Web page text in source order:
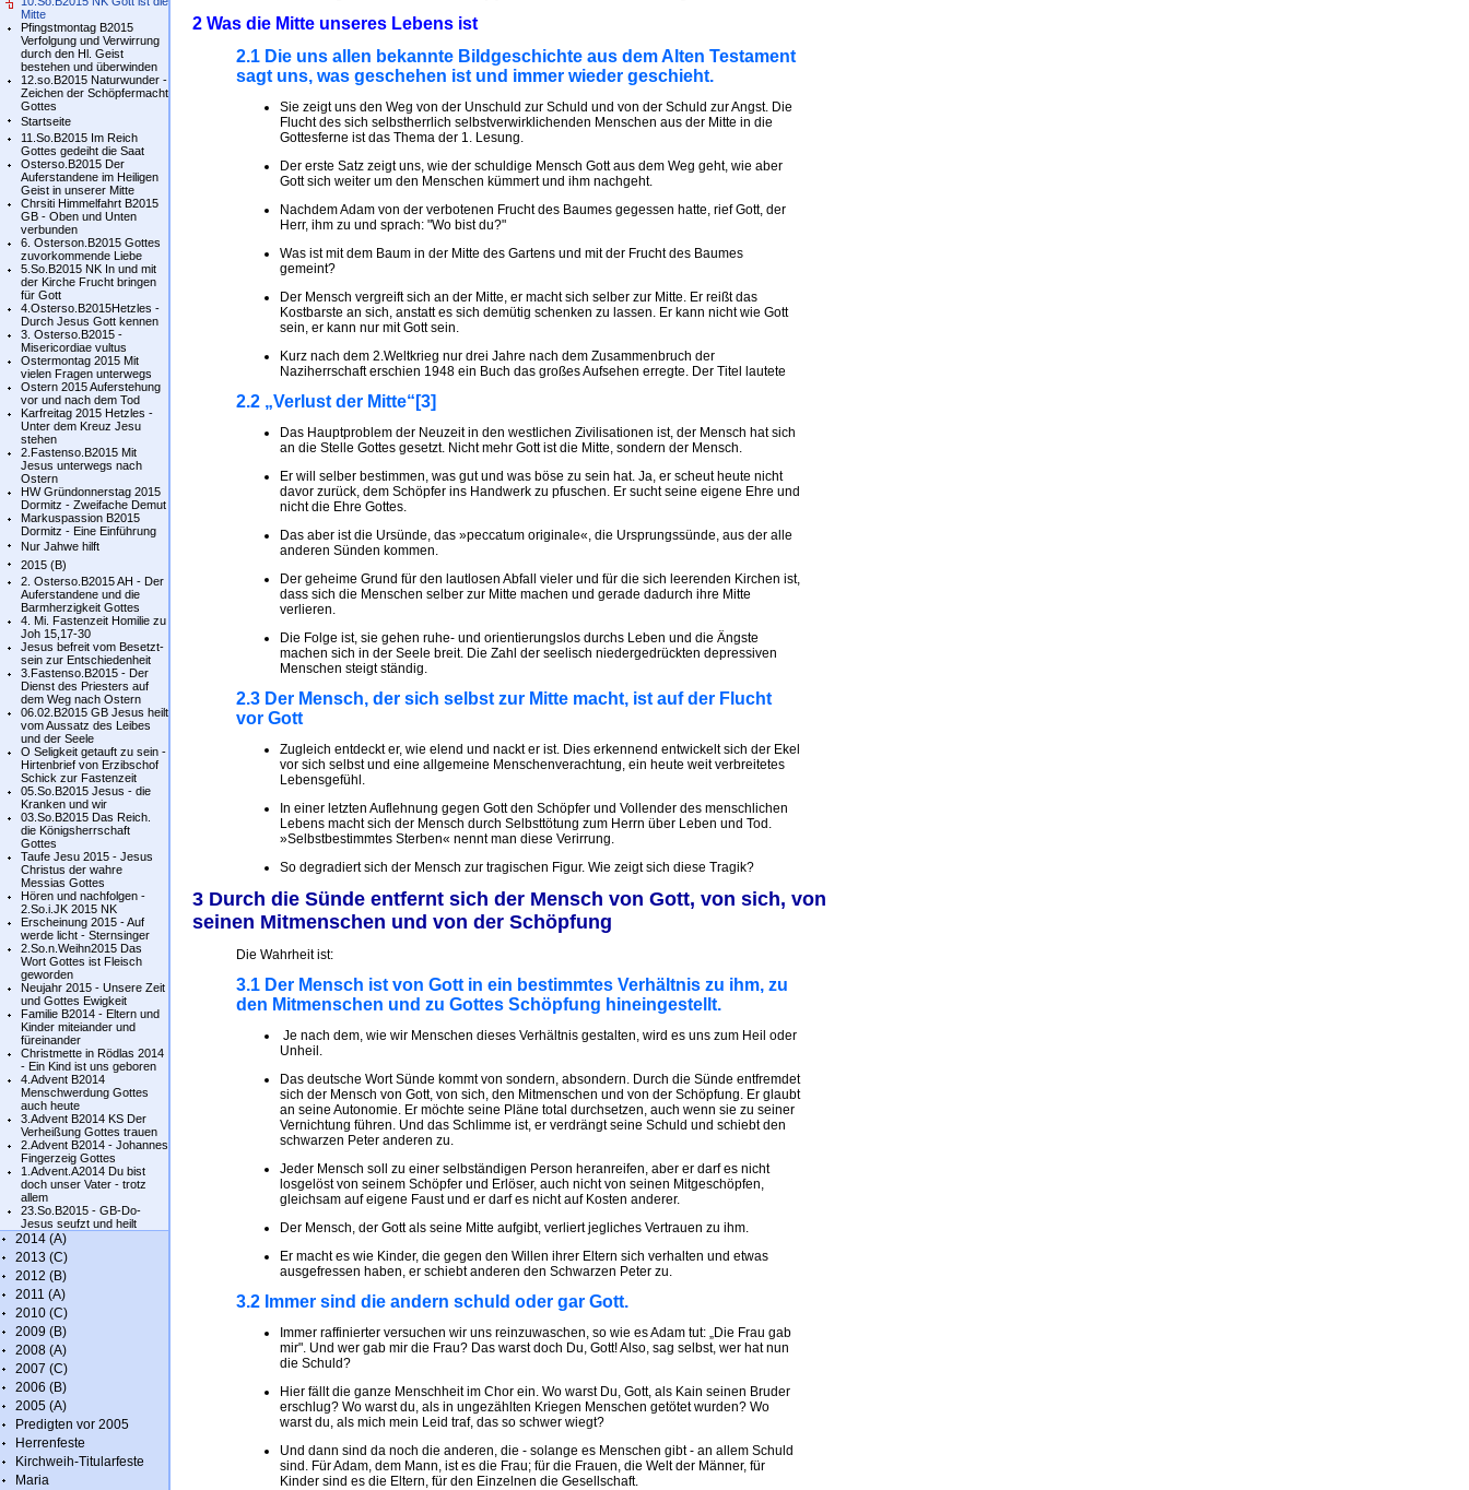
Mitte
Pfingstmontag B2015
Verfolgung und Verwirrung
durch den Hl. Geist
bestehen und überwinden
12.so.B2015 Naturwunder -
Zeichen der Schöpfermacht
Gottes
Startseite
11.So.B2015 Im Reich
Gottes gedeiht die Saat
Osterso.B2015 Der
Auferstandene im Heiligen
Geist in unserer Mitte
Chrsiti Himmelfahrt B2015
GB - Oben und Unten
verbunden
6. Osterson.B2015 Gottes
zuvorkommende Liebe
5.So.B2015 NK In und mit
der Kirche Frucht bringen
für Gott
4.Osterso.B2015Hetzles -
Durch Jesus Gott kennen
3. Osterso.B2015 -
Misericordiae vultus
Ostermontag 2015 Mit
vielen Fragen unterwegs
Ostern 2015 Auferstehung
vor und nach dem Tod
Karfreitag 2015 Hetzles -
Unter dem Kreuz Jesu
stehen
2.Fastenso.B2015 Mit
Jesus unterwegs nach
Ostern
HW Gründonnerstag 2015
Dormitz - Zweifache Demut
Markuspassion B2015
Dormitz - Eine Einführung
Nur Jahwe hilft
2015 (B)
2. Osterso.B2015 AH - Der
Auferstandene und die
Barmherzigkeit Gottes
4. Mi. Fastenzeit Homilie zu
Joh 15,17-30
Jesus befreit vom Besetzt-
sein zur Entschiedenheit
3.Fastenso.B2015 - Der
Dienst des Priesters auf
dem Weg nach Ostern
06.02.B2015 GB Jesus heilt
vom Aussatz des Leibes
und der Seele
O Seligkeit getauft zu sein -
Hirtenbrief von Erzibschof
Schick zur Fastenzeit
05.So.B2015 Jesus - die
Kranken und wir
03.So.B2015 Das Reich.
die Königsherrschaft
Gottes
Taufe Jesu 2015 - Jesus
Christus der wahre
Messias Gottes
Hören und nachfolgen -
2.So.i.JK 2015 NK
Erscheinung 2015 - Auf
werde licht - Sternsinger
2.So.n.Weihn2015 Das
Wort Gottes ist Fleisch
geworden
Neujahr 2015 - Unsere Zeit
und Gottes Ewigkeit
Familie B2014 - Eltern und
Kinder miteiander und
füreinander
Christmette in Rödlas 2014
- Ein Kind ist uns geboren
4.Advent B2014
Menschwerdung Gottes
auch heute
3.Advent B2014 KS Der
Verheißung Gottes trauen
2.Advent B2014 - Johannes
Fingerzeig Gottes
1.Advent.A2014 Du bist
doch unser Vater - trotz
allem
23.So.B2015 - GB-Do-
Jesus seufzt und heilt
2014 (A)
2013 (C)
2012 (B)
2011 (A)
2010 (C)
2009 (B)
2008 (A)
2007 (C)
2006 (B)
2005 (A)
Predigten vor 2005
Herrenfeste
Kirchweih-Titularfeste
Maria
2 Was die Mitte unseres Lebens ist
2.1 Die uns allen bekannte Bildgeschichte aus dem Alten Testament
sagt uns, was geschehen ist und immer wieder geschieht.
Sie zeigt uns den Weg von der Unschuld zur Schuld und von der Schuld zur Angst. Die
Flucht des sich selbstherrlich selbstverwirklichenden Menschen aus der Mitte in die
Gottesferne ist das Thema der 1. Lesung.
Der erste Satz zeigt uns, wie der schuldige Mensch Gott aus dem Weg geht, wie aber
Gott sich weiter um den Menschen kümmert und ihm nachgeht.
Nachdem Adam von der verbotenen Frucht des Baumes gegessen hatte, rief Gott, der
Herr, ihm zu und sprach: "Wo bist du?"
Was ist mit dem Baum in der Mitte des Gartens und mit der Frucht des Baumes
gemeint?
Der Mensch vergreift sich an der Mitte, er macht sich selber zur Mitte. Er reißt das
Kostbarste an sich, anstatt es sich demütig schenken zu lassen. Er kann nicht wie Gott
sein, er kann nur mit Gott sein.
Kurz nach dem 2.Weltkrieg nur drei Jahre nach dem Zusammenbruch der
Naziherrschaft erschien 1948 ein Buch das großes Aufsehen erregte. Der Titel lautete
2.2 „Verlust der Mitte“[3]
Das Hauptproblem der Neuzeit in den westlichen Zivilisationen ist, der Mensch hat sich
an die Stelle Gottes gesetzt. Nicht mehr Gott ist die Mitte, sondern der Mensch.
Er will selber bestimmen, was gut und was böse zu sein hat. Ja, er scheut heute nicht
davor zurück, dem Schöpfer ins Handwerk zu pfuschen. Er sucht seine eigene Ehre und
nicht die Ehre Gottes.
Das aber ist die Ursünde, das »peccatum originale«, die Ursprungssünde, aus der alle
anderen Sünden kommen.
Der geheime Grund für den lautlosen Abfall vieler und für die sich leerenden Kirchen ist,
dass sich die Menschen selber zur Mitte machen und gerade dadurch ihre Mitte
verlieren.
Die Folge ist, sie gehen ruhe- und orientierungslos durchs Leben und die Ängste
machen sich in der Seele breit. Die Zahl der seelisch niedergedrückten depressiven
Menschen steigt ständig.
2.3 Der Mensch, der sich selbst zur Mitte macht, ist auf der Flucht
vor Gott
Zugleich entdeckt er, wie elend und nackt er ist. Dies erkennend entwickelt sich der Ekel
vor sich selbst und eine allgemeine Menschenverachtung, ein heute weit verbreitetes
Lebensgefühl.
In einer letzten Auflehnung gegen Gott den Schöpfer und Vollender des menschlichen
Lebens macht sich der Mensch durch Selbsttötung zum Herrn über Leben und Tod.
»Selbstbestimmtes Sterben« nennt man diese Verirrung.
So degradiert sich der Mensch zur tragischen Figur. Wie zeigt sich diese Tragik?
3 Durch die Sünde entfernt sich der Mensch von Gott, von sich, von
seinen Mitmenschen und von der Schöpfung
Die Wahrheit ist:
3.1 Der Mensch ist von Gott in ein bestimmtes Verhältnis zu ihm, zu
den Mitmenschen und zu Gottes Schöpfung hineingestellt.
Je nach dem, wie wir Menschen dieses Verhältnis gestalten, wird es uns zum Heil oder
Unheil.
Das deutsche Wort Sünde kommt von sondern, absondern. Durch die Sünde entfremdet
sich der Mensch von Gott, von sich, den Mitmenschen und von der Schöpfung. Er glaubt
an seine Autonomie. Er möchte seine Pläne total durchsetzen, auch wenn sie zu seiner
Vernichtung führen. Und das Schlimme ist, er verdrängt seine Schuld und schiebt den
schwarzen Peter anderen zu.
Jeder Mensch soll zu einer selbständigen Person heranreifen, aber er darf es nicht
losgelöst von seinem Schöpfer und Erlöser, auch nicht von seinen Mitgeschöpfen,
gleichsam auf eigene Faust und er darf es nicht auf Kosten anderer.
Der Mensch, der Gott als seine Mitte aufgibt, verliert jegliches Vertrauen zu ihm.
Er macht es wie Kinder, die gegen den Willen ihrer Eltern sich verhalten und etwas
ausgefressen haben, er schiebt anderen den Schwarzen Peter zu.
3.2 Immer sind die andern schuld oder gar Gott.
Immer raffinierter versuchen wir uns reinzuwaschen, so wie es Adam tut: „Die Frau gab
mir". Und wer gab mir die Frau? Das warst doch Du, Gott! Also, sag selbst, wer hat nun
die Schuld?
Hier fällt die ganze Menschheit im Chor ein. Wo warst Du, Gott, als Kain seinen Bruder
erschlug? Wo warst du, als in ungezählten Kriegen Menschen getötet wurden? Wo
warst du, als mich mein Leid traf, das so schwer wiegt?
Und dann sind da noch die anderen, die - solange es Menschen gibt - an allem Schuld
sind. Für Adam, dem Mann, ist es die Frau; für die Frauen, die Welt der Männer, für
Kinder sind es die Eltern, für den Einzelnen die Gesellschaft.